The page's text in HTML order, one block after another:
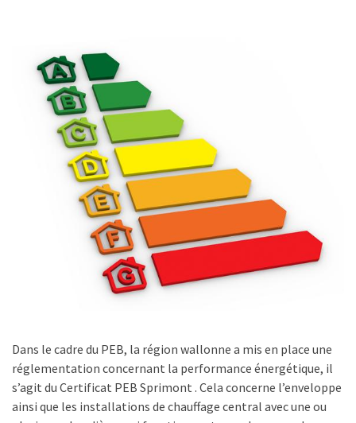
Dans le cadre du PEB, la région wallonne a mis en place une
réglementation concernant la performance énergétique, il
s’agit du Certificat PEB Sprimont . Cela concerne l’enveloppe
ainsi que les installations de chauffage central avec une ou